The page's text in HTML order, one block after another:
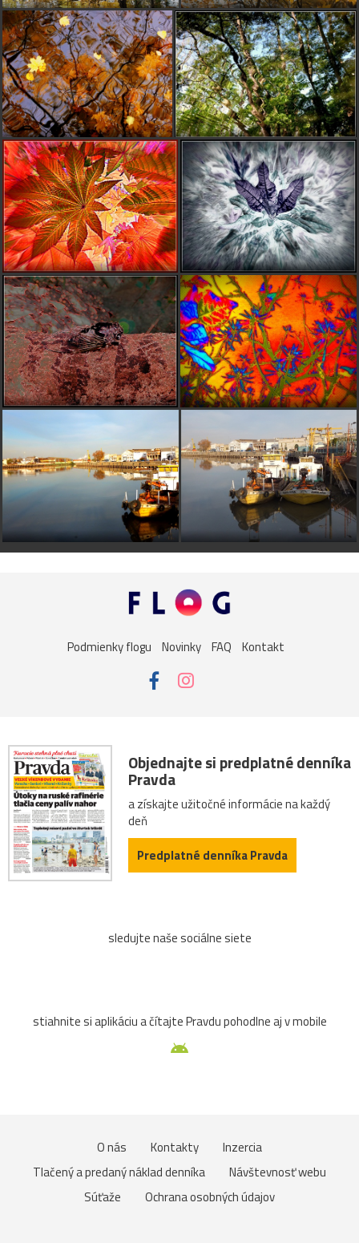
Podmienky flogu Novinky FAQ Kontakt
Objednajte si predplatné denníka
Pravda
a získajte užitočné informácie na každý
deň
Predplatné denníka Pravda
sledujte naše sociálne siete
stiahnite si aplikáciu a čítajte Pravdu pohodlne aj v mobile
O nás Kontakty
Inzercia
Tlačený a predaný náklad denníka
Návštevnosť webu
Súťaže
Ochrana osobných údajov